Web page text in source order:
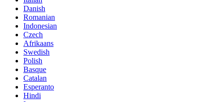
Danish
Romanian
Indonesian
Czech
Afrikaans
Swedish
Polish
Basque
Catalan
Esperanto
Hindi